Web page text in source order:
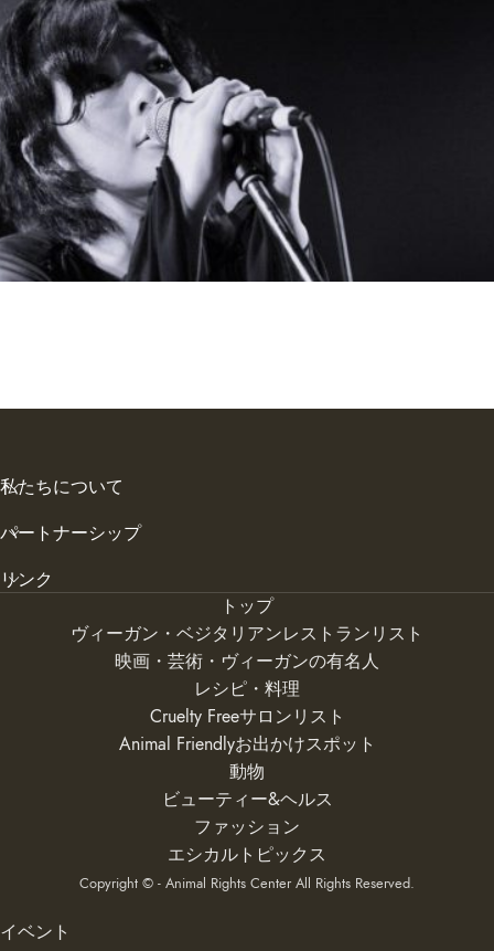
私たちについて
パートナーシップ
リンク
トップ
ヴィーガン・ベジタリアンレストランリスト
映画・芸術・ヴィーガンの有名人
レシピ・料理
Cruelty Freeサロンリスト
Animal Friendlyお出かけスポット
動物
ビューティー&ヘルス
ファッション
エシカルトピックス
Copyright © - Animal Rights Center All Rights Reserved.
イベント